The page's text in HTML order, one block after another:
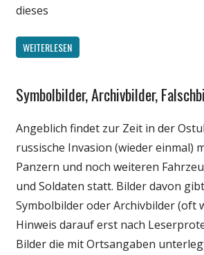
dieses
WEITERLESEN
Gesellschaft
Medien
Politik
Symbolbilder, Archivbilder,
Angeblich findet zur Zeit in der
russische Invasion (wieder einmal)
Panzern und noch weiteren
und Soldaten statt. Bilder davon
Symbolbilder oder Archivbilder (oft
Hinweis darauf erst nach
Bilder die mit Ortsangaben